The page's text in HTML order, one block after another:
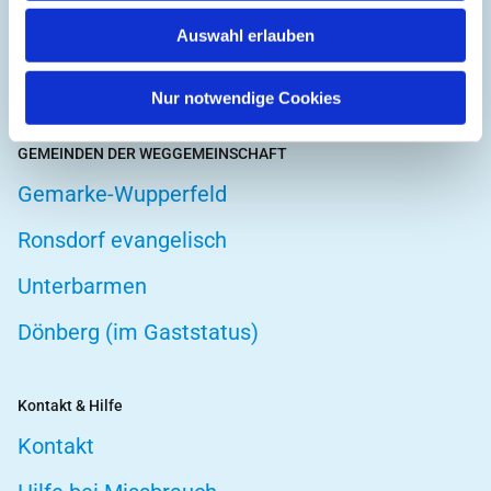
Auswahl erlauben
Nur notwendige Cookies
Telefonseelsorge
GEMEINDEN DER WEGGEMEINSCHAFT
Gemarke-Wupperfeld
Ronsdorf evangelisch
Unterbarmen
Dönberg (im Gaststatus)
Kontakt & Hilfe
Kontakt